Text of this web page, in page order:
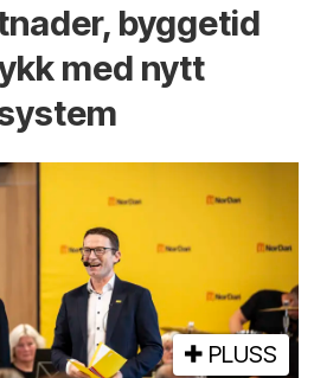
byggetid
med nytt
PLUSS